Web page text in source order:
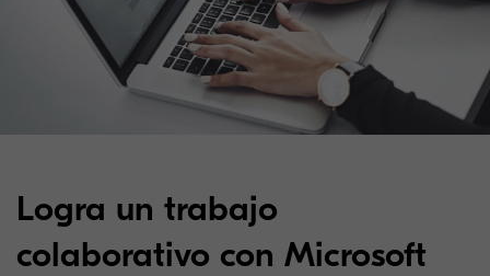
Logra un trabajo
colaborativo con Microsoft